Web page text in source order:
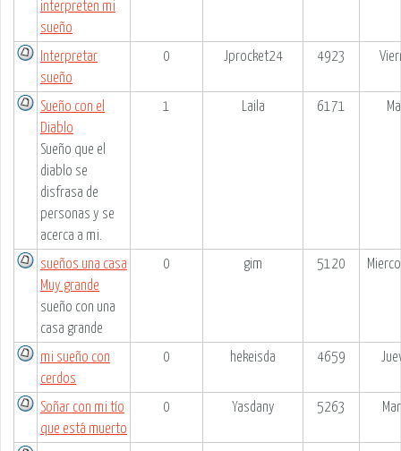
interpreten mi
sueño
Interpretar
sueño
0 Jprocket24 4923
Sueño con el
Diablo
Sueño que el
diablo se
disfrasa de
personas y se
acerca a mi.
1 Laila 6171
sueños una casa
Muy grande
sueño con una
casa grande
0 gim 5120
mi sueño con
cerdos
0 hekeisda 4659
Soñar con mi tío
que está muerto
0 Yasdany 5263